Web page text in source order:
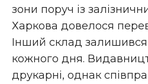
зони поруч із
Харкова довелося
Інший склад
кожного дня.
друкарні, однак